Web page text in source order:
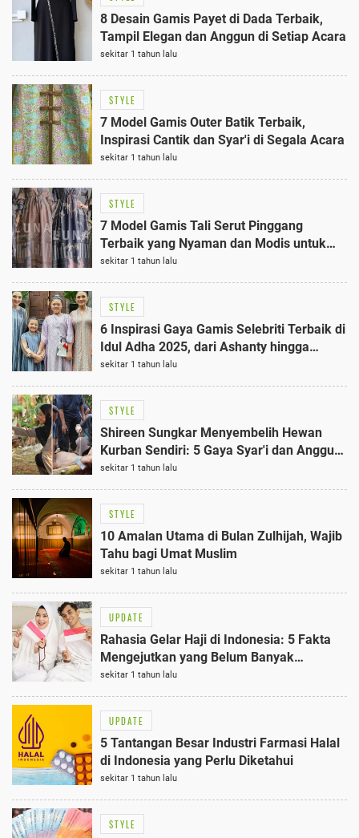
8 Desain Gamis Payet di Dada Terbaik,
Tampil Elegan dan Anggun di Setiap Acara
sekitar 1 tahun lalu
STYLE
7 Model Gamis Outer Batik Terbaik,
Inspirasi Cantik dan Syar'i di Segala Acara
sekitar 1 tahun lalu
STYLE
7 Model Gamis Tali Serut Pinggang
Terbaik yang Nyaman dan Modis untuk
Setiap Acara
sekitar 1 tahun lalu
STYLE
6 Inspirasi Gaya Gamis Selebriti Terbaik di
Idul Adha 2025, dari Ashanty hingga
Shireen Sungkar
sekitar 1 tahun lalu
STYLE
Shireen Sungkar Menyembelih Hewan
Kurban Sendiri: 5 Gaya Syar'i dan Anggun
Terungkap
sekitar 1 tahun lalu
STYLE
10 Amalan Utama di Bulan Zulhijah, Wajib
Tahu bagi Umat Muslim
sekitar 1 tahun lalu
UPDATE
Rahasia Gelar Haji di Indonesia: 5 Fakta
Mengejutkan yang Belum Banyak
Diketahui
sekitar 1 tahun lalu
UPDATE
5 Tantangan Besar Industri Farmasi Halal
di Indonesia yang Perlu Diketahui
sekitar 1 tahun lalu
STYLE